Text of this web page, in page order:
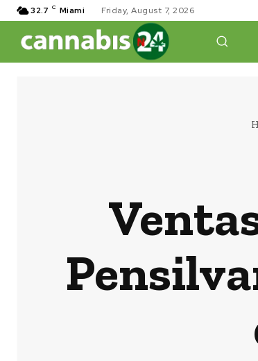
32.7 C Miami Friday, August 7, 2026